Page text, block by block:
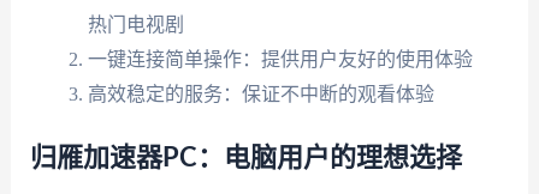
热门电视剧
一键连接简单操作：提供用户友好的使用体验
高效稳定的服务：保证不中断的观看体验
归雁加速器PC：电脑用户的理想选择